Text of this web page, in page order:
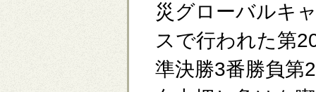
災グローバルキ
スで行われた第
準決勝3番勝負第